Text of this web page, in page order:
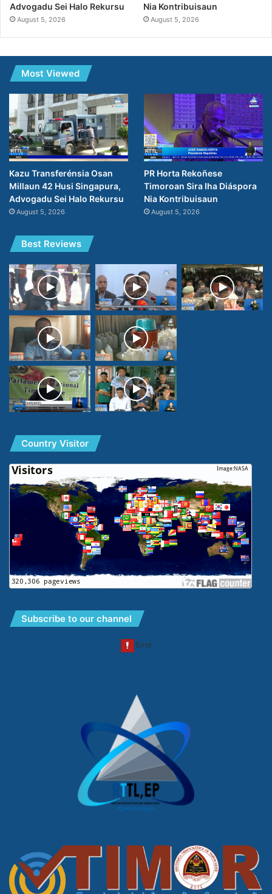
Advogadu Sei Halo Rekursu
August 5, 2026
Nia Kontribuisaun
August 5, 2026
Most Viewed
Kazu Transferénsia Osan
Millaun 42 Husi Singapura,
Advogadu Sei Halo Rekursu
August 5, 2026
PR Horta Rekoñese
Timoroan Sira Iha Diáspora
Nia Kontribuisaun
August 5, 2026
Best Reviews
Country Visitor
Subscribe to our channel